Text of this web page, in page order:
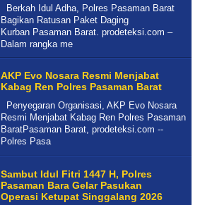
Berkah Idul Adha, Polres Pasaman Barat
Bagikan Ratusan Paket Daging
Kurban Pasaman Barat. prodeteksi.com –
Dalam rangka me
AKP Evo Nosara Resmi Menjabat
Kabag Ren Polres Pasaman Barat
Penyegaran Organisasi, AKP Evo Nosara
Resmi Menjabat Kabag Ren Polres Pasaman
BaratPasaman Barat, prodeteksi.com --
Polres Pasa
Sambut Idul Fitri 1447 H, Polres
Pasaman Bara Gelar Pasukan
Operasi Ketupat Singgalang 2026